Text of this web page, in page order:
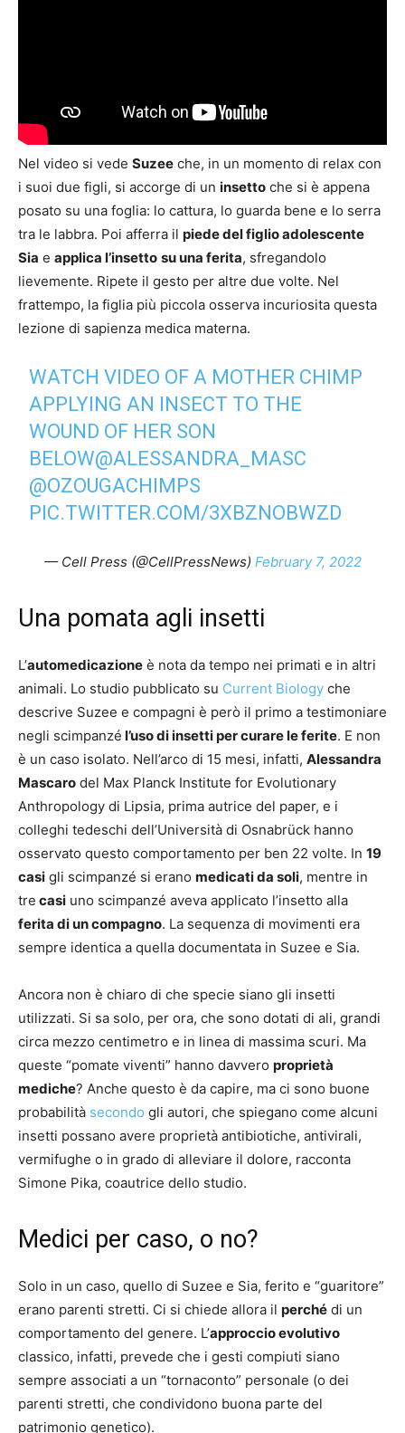
Nel video si vede Suzee che, in un momento di relax con
i suoi due figli, si accorge di un insetto che si è appena
posato su una foglia: lo cattura, lo guarda bene e lo serra
tra le labbra. Poi afferra il piede del figlio adolescente
Sia e applica l’insetto su una ferita, sfregandolo
lievemente. Ripete il gesto per altre due volte. Nel
frattempo, la figlia più piccola osserva incuriosita questa
lezione di sapienza medica materna.
WATCH VIDEO OF A MOTHER CHIMP
APPLYING AN INSECT TO THE
WOUND OF HER SON
BELOW@ALESSANDRA_MASC
@OZOUGACHIMPS
PIC.TWITTER.COM/3XBZNOBWZD
— Cell Press (@CellPressNews) February 7, 2022
Una pomata agli insetti
L’automedicazione è nota da tempo nei primati e in altri
animali. Lo studio pubblicato su Current Biology che
descrive Suzee e compagni è però il primo a testimoniare
negli scimpanzé l’uso di insetti per curare le ferite. E non
è un caso isolato. Nell’arco di 15 mesi, infatti, Alessandra
Mascaro del Max Planck Institute for Evolutionary
Anthropology di Lipsia, prima autrice del paper, e i
colleghi tedeschi dell’Università di Osnabrück hanno
osservato questo comportamento per ben 22 volte. In 19
casi gli scimpanzé si erano medicati da soli, mentre in
tre casi uno scimpanzé aveva applicato l’insetto alla
ferita di un compagno. La sequenza di movimenti era
sempre identica a quella documentata in Suzee e Sia.
Ancora non è chiaro di che specie siano gli insetti
utilizzati. Si sa solo, per ora, che sono dotati di ali, grandi
circa mezzo centimetro e in linea di massima scuri. Ma
queste “pomate viventi” hanno davvero proprietà
mediche? Anche questo è da capire, ma ci sono buone
probabilità secondo gli autori, che spiegano come alcuni
insetti possano avere proprietà antibiotiche, antivirali,
vermifughe o in grado di alleviare il dolore, racconta
Simone Pika, coautrice dello studio.
Medici per caso, o no?
Solo in un caso, quello di Suzee e Sia, ferito e “guaritore”
erano parenti stretti. Ci si chiede allora il perché di un
comportamento del genere. L’approccio evolutivo
classico, infatti, prevede che i gesti compiuti siano
sempre associati a un “tornaconto” personale (o dei
parenti stretti, che condividono buona parte del
patrimonio genetico).